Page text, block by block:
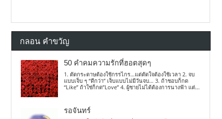
กลอน คำขวัญ
50 คำคมความรักที่ฮอตสุดๆ
1. ตัดกระดาษต้องใช้กรรไกร…แต่ตัดใจต้องใช้เวลา 2. จบ
แบบเจ็บ ๆ “ดีกว่า” เจ็บแบบไม่มีวันจบ… 3. ถ้าชอบก็กด
“Like” ถ้าใช่ก็กด”Love” 4. ผู้ชายไม่ได้ต้องการนางฟ้า แต่...
รอจันทร์